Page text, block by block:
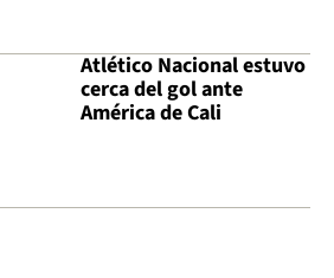
Atlético Nacional estuvo
cerca del gol ante
América de Cali